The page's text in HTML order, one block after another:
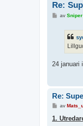
Re:
av Sniper
24 januari
Re:
ä
av
1.